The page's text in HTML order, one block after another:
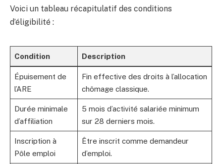
Voici un tableau récapitulatif des conditions
d’éligibilité :
Condition Description
Épuisement de
l’ARE
Fin effective des droits à l’allocation
chômage classique.
Durée minimale
d’affiliation
5 mois d’activité salariée minimum
sur 28 derniers mois.
Inscription à
Pôle emploi
Être inscrit comme demandeur
d’emploi.